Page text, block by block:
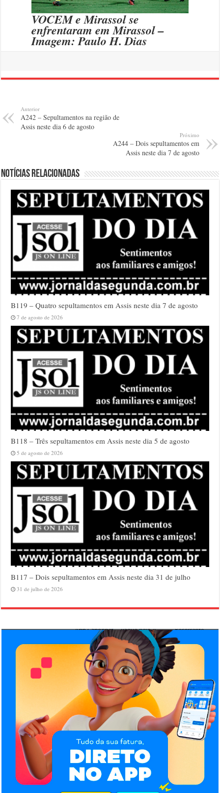
VOCEM e Mirassol se
enfrentaram em Mirassol –
Imagem: Paulo H. Dias
Anterior
A242 – Sepultamentos na região de
Assis neste dia 6 de agosto
Próximo
A244 – Dois sepultamentos em
Assis neste dia 7 de agosto
Notícias relacionadas
B119 – Quatro sepultamentos em Assis neste dia 7 de agosto
7 de agosto de 2026
B118 – Três sepultamentos em Assis neste dia 5 de agosto
5 de agosto de 2026
B117 – Dois sepultamentos em Assis neste dia 31 de julho
31 de julho de 2026